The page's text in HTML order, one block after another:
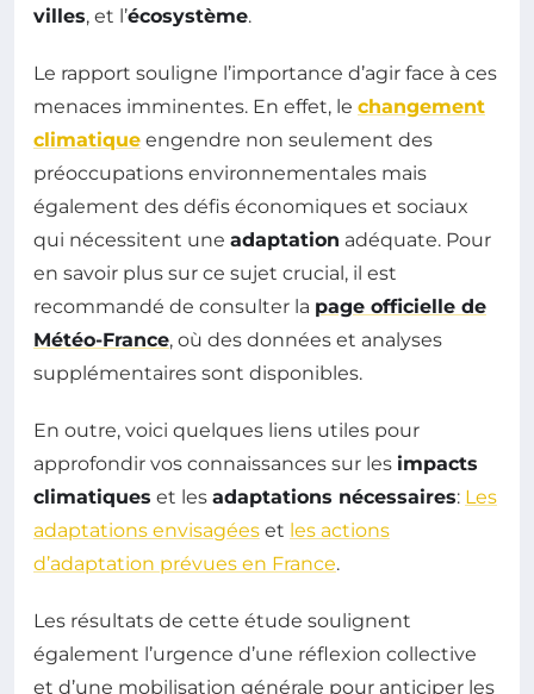
villes, et l’écosystème.
Le rapport souligne l’importance d’agir face à ces
menaces imminentes. En effet, le changement
climatique engendre non seulement des
préoccupations environnementales mais
également des défis économiques et sociaux
qui nécessitent une adaptation adéquate. Pour
en savoir plus sur ce sujet crucial, il est
recommandé de consulter la page officielle de
Météo-France, où des données et analyses
supplémentaires sont disponibles.
En outre, voici quelques liens utiles pour
approfondir vos connaissances sur les impacts
climatiques et les adaptations nécessaires: Les
adaptations envisagées et les actions
d’adaptation prévues en France.
Les résultats de cette étude soulignent
également l’urgence d’une réflexion collective
et d’une mobilisation générale pour anticiper les